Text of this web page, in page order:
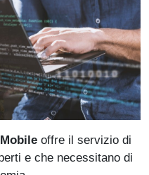
offre il servizio di
e che necessitano di